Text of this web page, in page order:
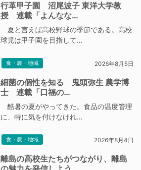
行革甲子園 沼尾波子 東洋大学教
授 連載「よんなな…
夏と言えば高校野球の季節である。高校
球児は甲子園を目指して…
食・農・地域 2026年8月5日
細菌の個性を知る 鬼頭弥生 農学博
士 連載「口福の…
酷暑の夏がやってきた。食品の温度管理
に、特に気を付けなけれ…
食・農・地域 2026年8月4日
離島の高校生たちがつながり、離島